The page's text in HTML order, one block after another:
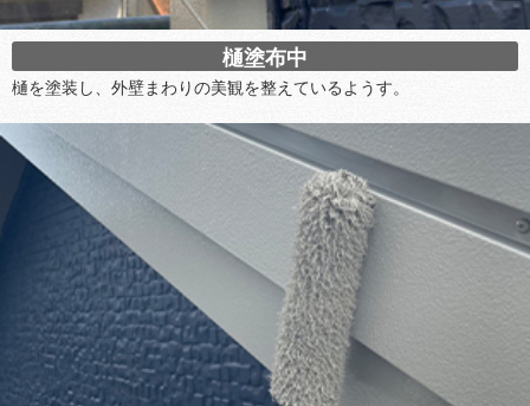
樋塗布中
樋を塗装し、外壁まわりの美観を整えているようす。